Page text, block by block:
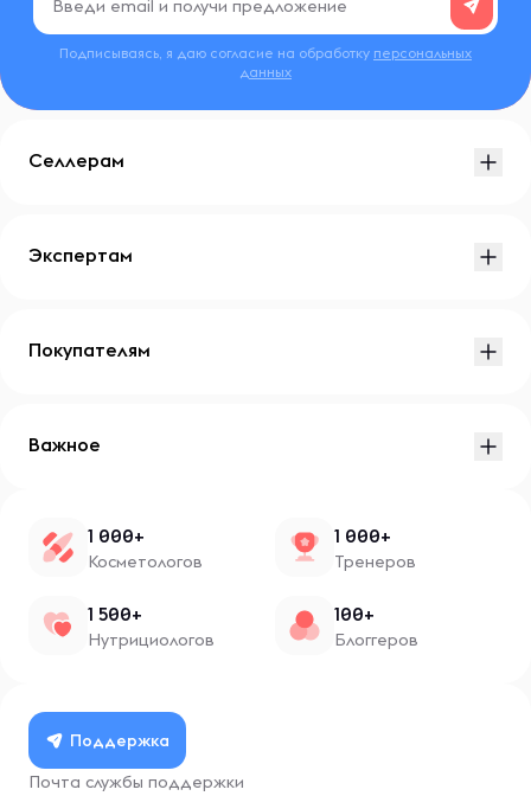
Подписываясь, я даю согласие на обработку персональных
данных
Селлерам
Экспертам
Покупателям
Важное
1 000+
Косметологов
1 000+
Тренеров
1 500+
Нутрициологов
100+
Блоггеров
Поддержка
Почта службы поддержки